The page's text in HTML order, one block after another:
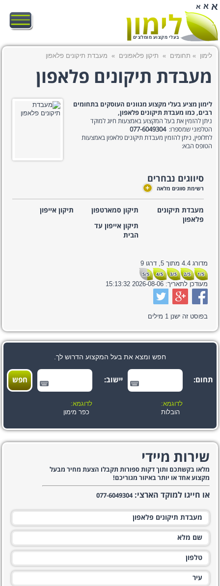
א א א
בעלי מקצוע מומלצים
לימון » תחומים » תיקון פלאפונים » מעבדת תיקונים פלאפון
מעבדת תיקונים פלאפון
לימון מציע בעלי מקצוע מגוונים העוסקים בתחומים
רבים, כמו מעבדת תיקונים פלאפון,
ניתן להזמין את בעל המקצוע באמצעות חיוג למוקד
הטלפוני שמספרו:077-6049304
לחלופין, ניתן להזמין מעבדת תיקונים פלאפון באמצעות
הטופס הבא:
סיווגים נבחרים
רשימת סווגים מלאה +
מעבדת תיקונים
פלאפון
תיקון סמארטפון
תיקון אייפון
תיקון אייפון עד
הבית
מדורג4.4 מתוך5, דרגו9
1/5
2/5
3/5
4/5
5/5
מעודכן לתאריך:2026-08-06 15:13:32
בפוסט זה ישנן1 מילים
חפש ומצא את בעל המקצוע הדרוש לך.
תחום:
לדוגמא:
הובלות
יישוב:
לדוגמא:
כפר מימון
שירות מיידי
מלאו בקשתכם ותוך דקות ספורות תקבלו הצעת מחיר מבעל
מקצוע אחד או יותר באיזור מגוריכם!
או חייגו למוקד הארצי: 077-6049304